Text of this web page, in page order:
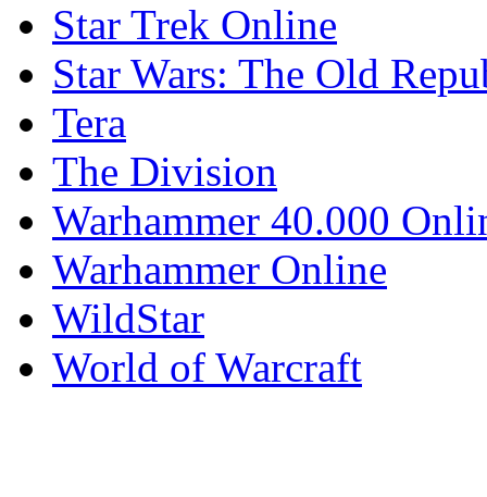
Star Trek Online
Star Wars: The Old
Tera
The Division
Warhammer 40.000
Warhammer Online
WildStar
World of Warcraft